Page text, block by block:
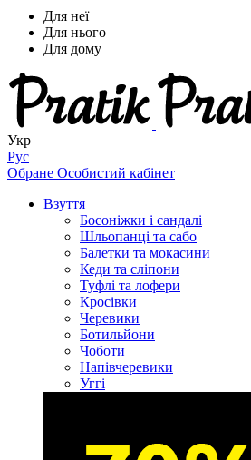
Для неї
Для нього
Для дому
Укр
Рус
Обране Особистий кабінет
Взуття
Босоніжки і сандалі
Шльопанці та сабо
Балетки та мокасини
Кеди та сліпони
Туфлі та лофери
Кросівки
Черевики
Ботильйони
Чоботи
Напівчеревики
Уггі